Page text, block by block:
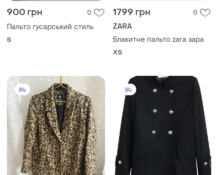
900 грн 0
Пальто гусарський стиль
S
1799 грн 0
ZARA
Блакитне пальто zara зара
ХS